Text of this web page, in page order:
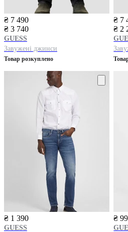
₴ 7 490
₴ 3 740
GUESS
Завужені джинси
Товар розкуплено
₴ 7
₴ 2
₴ 1 390
GUESS
₴